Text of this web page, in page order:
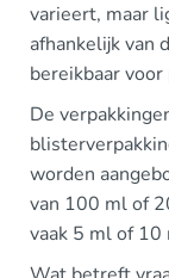
varieert, maar
afhankelijk van
bereikbaar
De
worden
van 100 ml of
vaak 5 ml of 10